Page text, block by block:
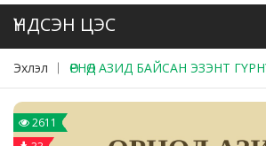
Эхлэл ӨРНӨД АЗИД БАЙСАН ЭЗЭНТ
2611